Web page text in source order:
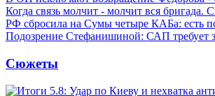
Когда связь молчит - молчит вся бригада.
РФ сбросила на Сумы четыре КАБа: есть
Подозрение Стефанишиной: САП требует
Сюжеты